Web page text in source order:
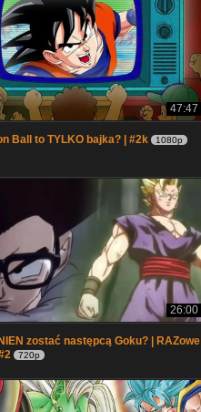
47:47
Ball to TYLKO bajka? | #2k 1080p
26:00
zostać następcą Goku? | RAZowe
720p